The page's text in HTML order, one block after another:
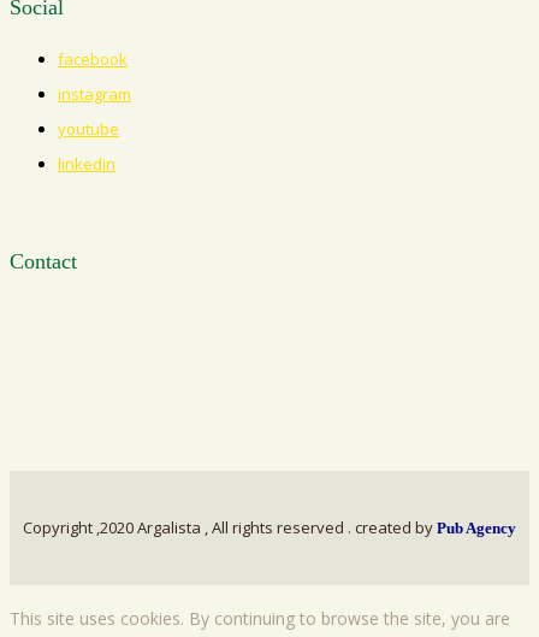
Social
facebook
instagram
youtube
linkedin
Contact
Copyright ,2020 Argalista , All rights reserved . created by Pub Agency
This site uses cookies. By continuing to browse the site, you are